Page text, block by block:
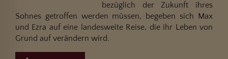
bezüglich der Zukunft ihres
Sohnes getroffen werden müssen, begeben sich Max
und Ezra auf eine landesweite Reise, die ihr Leben von
Grund auf verändern wird.